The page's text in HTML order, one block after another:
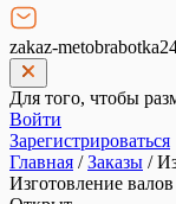
zakaz-
Для того, чтобы
Войти
Зарегистрироваться
Главная /Заказы /
Изготовление